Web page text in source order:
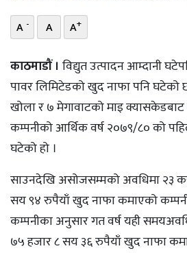
प्रोफाइल
ऊर्जा
विशेष
A - A A+
काठमाडौं । विद्युत उत्पादन आम्दानी
पावर लिमिटेडको खुद नाफा पनि घटेको
खोला र ७ मेगावाटको माइ
कम्पनीको आर्थिक वर्ष २०७९/८० को
घटेको हो ।
साउनदेखि असोजसम्मको अवधिमा २३
सय ९४ रुपैयाँ खुद नाफा कमाएको
कम्पनीका अनुसार गत वर्ष यही
७५ हजार ८ सय ३६ रुपैयाँ खुद नाफा